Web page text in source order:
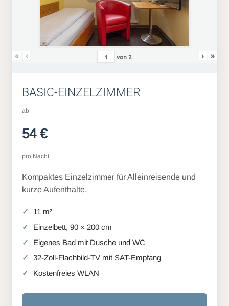
« ‹ von 2 › »
BASIC-EINZELZIMMER
ab
54 €
pro Nacht
Kompaktes Einzelzimmer für Alleinreisende und
kurze Aufenthalte.
11 m²
Einzelbett, 90 × 200 cm
Eigenes Bad mit Dusche und WC
32-Zoll-Flachbild-TV mit SAT-Empfang
Kostenfreies WLAN